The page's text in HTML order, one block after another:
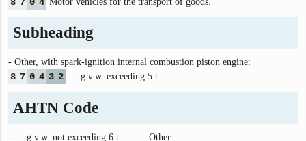
Subheading
- Other, with spark-ignition internal combustion piston engine:
8 7 0 4 3 2 - - g.v.w. exceeding 5 t:
AHTN Code
- - - g.v.w. not exceeding 6 t: - - - - Other: